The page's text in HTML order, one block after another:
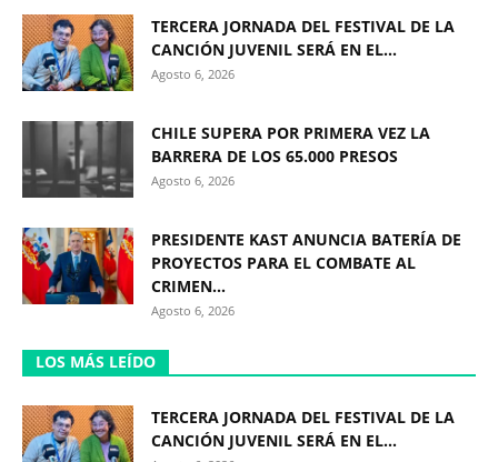
TERCERA JORNADA DEL FESTIVAL DE LA
CANCIÓN JUVENIL SERÁ EN EL...
Agosto 6, 2026
CHILE SUPERA POR PRIMERA VEZ LA
BARRERA DE LOS 65.000 PRESOS
Agosto 6, 2026
PRESIDENTE KAST ANUNCIA BATERÍA DE
PROYECTOS PARA EL COMBATE AL
CRIMEN...
Agosto 6, 2026
LOS MÁS LEÍDO
TERCERA JORNADA DEL FESTIVAL DE LA
CANCIÓN JUVENIL SERÁ EN EL...